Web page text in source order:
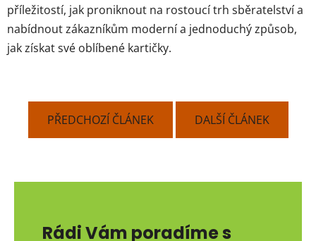
příležitostí, jak proniknout na rostoucí trh sběratelství a
nabídnout zákazníkům moderní a jednoduchý způsob,
jak získat své oblíbené kartičky.
PŘEDCHOZÍ ČLÁNEK DALŠÍ ČLÁNEK
Rádi Vám poradíme s